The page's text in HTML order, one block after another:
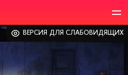
ВЕРСИЯ ДЛЯ СЛАБОВИДЯЩИХ